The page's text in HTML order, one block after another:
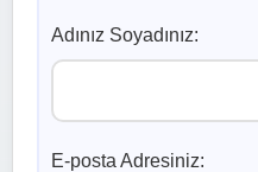
Adınız Soyadınız:
E-posta Adresiniz: